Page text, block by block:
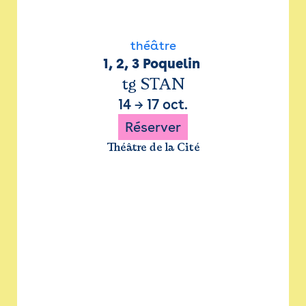
théâtre
1, 2, 3 Poquelin
tg STAN
14 → 17 oct.
Réserver
Théâtre de la Cité